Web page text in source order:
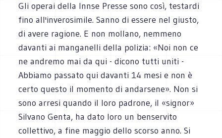
Gli operai della Innse Presse sono così, testardi
fino all'inverosimile. Sanno di essere nel giusto,
di avere ragione. E non mollano, nemmeno
davanti ai manganelli della polizia: «Noi non ce
ne andremo mai da qui - dicono tutti uniti -
Abbiamo passato qui davanti 14 mesi e non è
certo questo il momento di andarsene». Non si
sono arresi quando il loro padrone, il «signor»
Silvano Genta, ha dato loro un benservito
collettivo, a fine maggio dello scorso anno. Si